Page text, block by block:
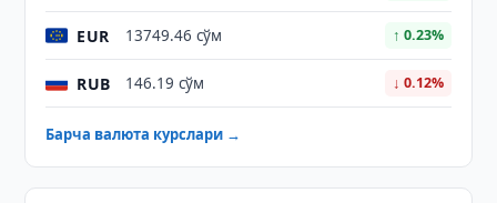
EUR 13749.46 сўм ↑ 0.23%
RUB 146.19 сўм ↓ 0.12%
Барча валюта курслари →